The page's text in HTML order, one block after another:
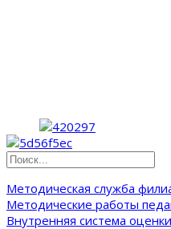
Методическая служба
Методические работы
Внутренняя система